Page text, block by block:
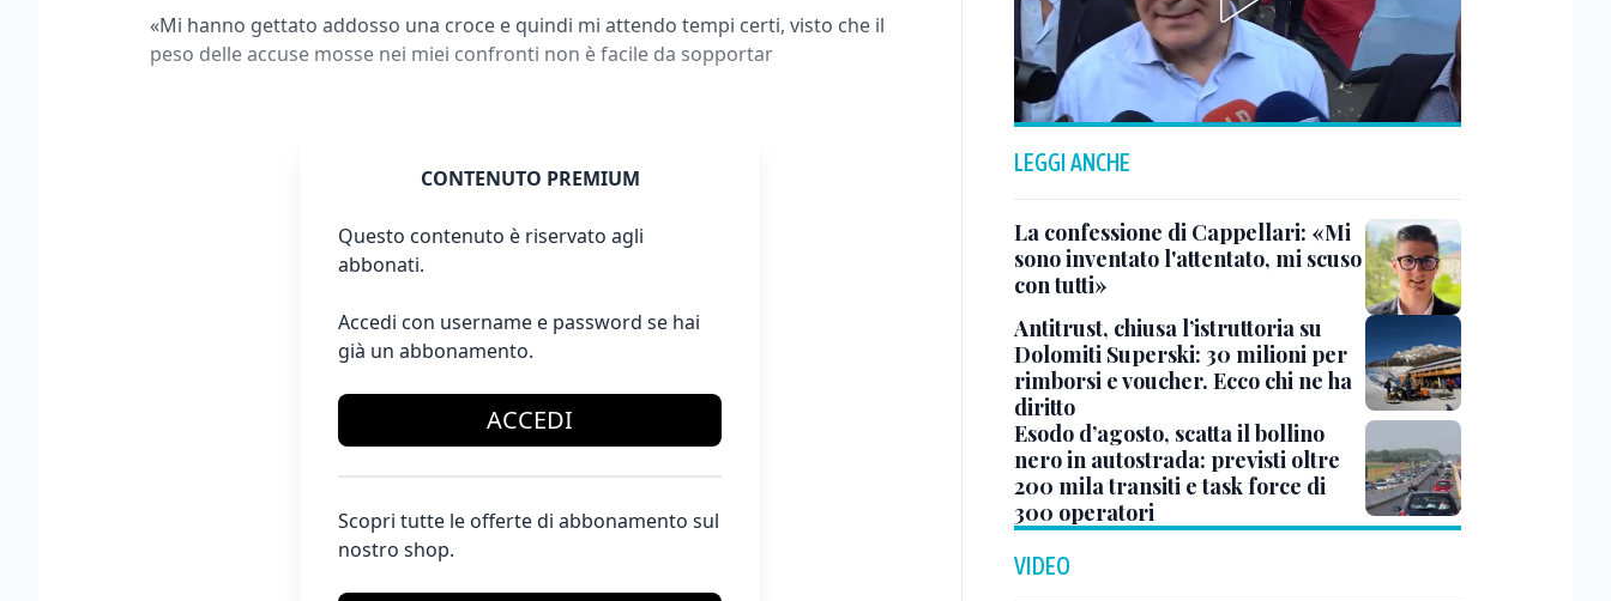
«Mi hanno gettato addosso una croce e quindi mi attendo tempi certi, visto che il
peso delle accuse mosse nei miei confronti non è facile da sopportar
CONTENUTO PREMIUM
Questo contenuto è riservato agli
abbonati.
Accedi con username e password se hai
già un abbonamento.
ACCEDI
Scopri tutte le offerte di abbonamento sul
nostro shop.
LEGGI ANCHE
La confessione di Cappellari: «Mi
sono inventato l'attentato, mi scuso
con tutti»
Antitrust, chiusa l’istruttoria su
Dolomiti Superski: 30 milioni per
rimborsi e voucher. Ecco chi ne ha
diritto
Esodo d’agosto, scatta il bollino
nero in autostrada: previsti oltre
200 mila transiti e task force di
300 operatori
VIDEO